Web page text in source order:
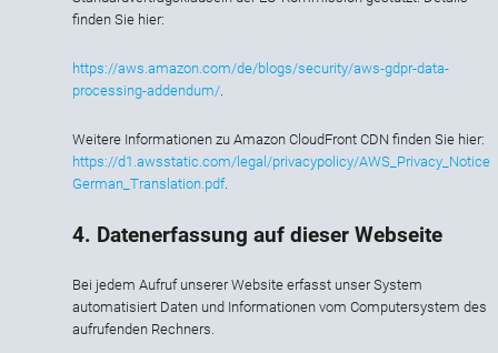
finden Sie hier:
https://aws.amazon.com/de/blogs/security/aws-gdpr-data-
processing-addendum/.
Weitere Informationen zu Amazon CloudFront CDN finden Sie hier:
https://d1.awsstatic.com/legal/privacypolicy/AWS_Privacy_Notice
German_Translation.pdf.
4. Datenerfassung auf dieser Webseite
Bei jedem Aufruf unserer Website erfasst unser System
automatisiert Daten und Informationen vom Computersystem des
aufrufenden Rechners.